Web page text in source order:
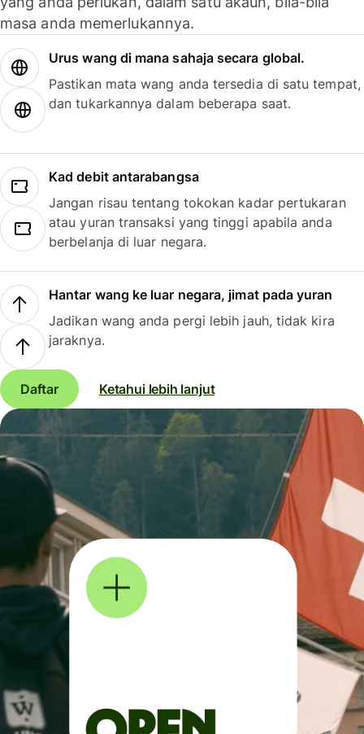
masa anda memerlukannya.
Urus wang di mana sahaja secara global.
Pastikan mata wang anda tersedia di satu tempat,
dan tukarkannya dalam beberapa saat.
Kad debit antarabangsa
Jangan risau tentang tokokan kadar pertukaran
atau yuran transaksi yang tinggi apabila anda
berbelanja di luar negara.
Hantar wang ke luar negara, jimat pada yuran
Jadikan wang anda pergi lebih jauh, tidak kira
jaraknya.
Daftar Ketahui lebih lanjut